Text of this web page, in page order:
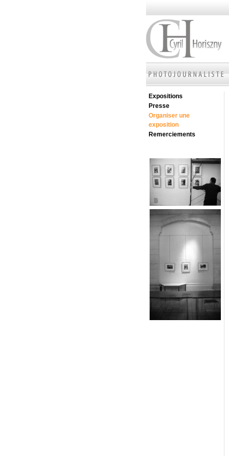
Expositions
Presse
Organiser une
exposition
Remerciements